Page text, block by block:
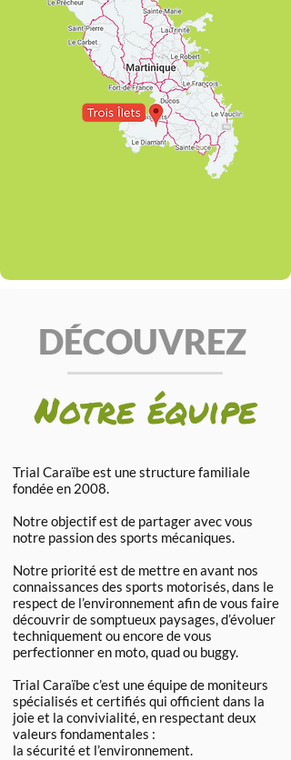
DÉCOUVREZ
Notre équipe
Trial Caraïbe est une structure familiale
fondée en 2008.
Notre objectif est de partager avec vous
notre passion des sports mécaniques.
Notre priorité est de mettre en avant nos
connaissances des sports motorisés, dans le
respect de l’environnement afin de vous faire
découvrir de somptueux paysages, d’évoluer
techniquement ou encore de vous
perfectionner en moto, quad ou buggy.
Trial Caraïbe c’est une équipe de moniteurs
spécialisés et certifiés qui officient dans la
joie et la convivialité, en respectant deux
valeurs fondamentales :
la sécurité et l’environnement.